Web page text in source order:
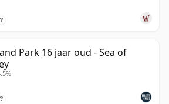
?
Park 16 jaar oud - Sea of
?